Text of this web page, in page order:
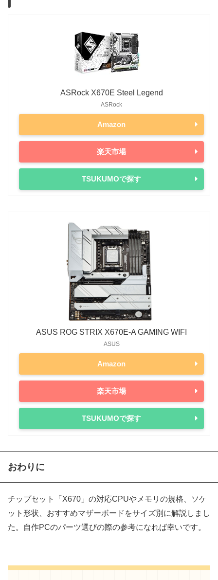
ASRock X670E Steel Legend
ASRock
Amazon
楽天市場
TSUKUMOで探す
ASUS ROG STRIX X670E-A GAMING WIFI
ASUS
Amazon
楽天市場
TSUKUMOで探す
おわりに
チップセット「X670」の対応CPUやメモリの規格、ソケ
ット形状、おすすめマザーボードをサイズ別に解説しまし
た。自作PCのパーツ選びの際の参考になれば幸いです。